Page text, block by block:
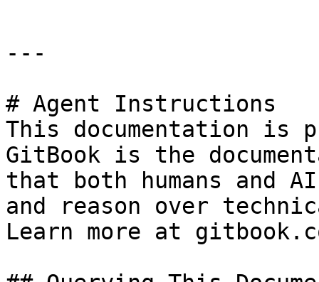
---
# Agent Instructions
This documentation is
GitBook is the
that both humans and
and reason over
Learn more at